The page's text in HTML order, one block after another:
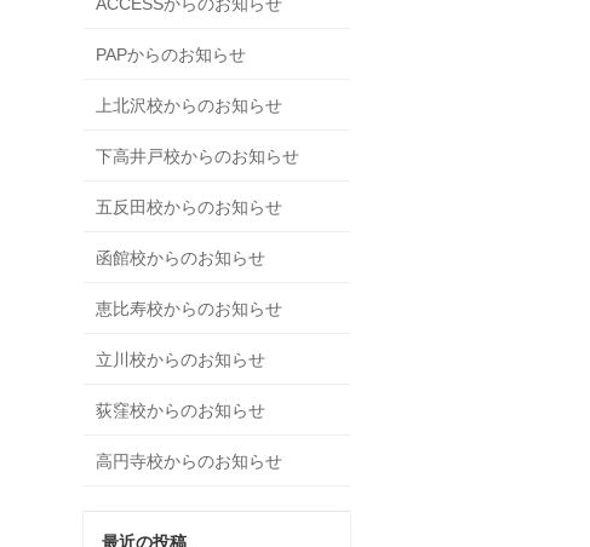
ACCESSからのお知らせ
PAPからのお知らせ
上北沢校からのお知らせ
下高井戸校からのお知らせ
五反田校からのお知らせ
函館校からのお知らせ
恵比寿校からのお知らせ
立川校からのお知らせ
荻窪校からのお知らせ
高円寺校からのお知らせ
最近の投稿